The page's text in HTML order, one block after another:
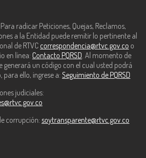
radicar Peticiones, Quejas, Reclamos,
a la Entidad puede remitir lo pertinente al
de RTVC correspondencia@rtvc.gov.co o
en línea: Contacto PQRSD. Al momento de
generará un código con el cual usted podrá
para ello, ingrese a: Seguimiento de PQRSD
judiciales:
corrupción: soytransparente@rtvc.gov.co